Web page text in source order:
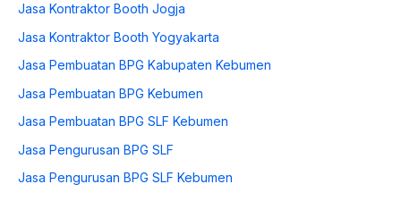
Jasa Kontraktor Booth Jogja
Jasa Kontraktor Booth Yogyakarta
Jasa Pembuatan BPG Kabupaten Kebumen
Jasa Pembuatan BPG Kebumen
Jasa Pembuatan BPG SLF Kebumen
Jasa Pengurusan BPG SLF
Jasa Pengurusan BPG SLF Kebumen